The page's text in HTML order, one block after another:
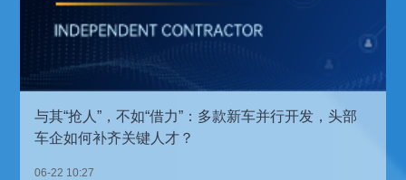
与其“抢人”，不如“借力”：多款新车并行开发，头部
车企如何补齐关键人才？
06-22 10:27